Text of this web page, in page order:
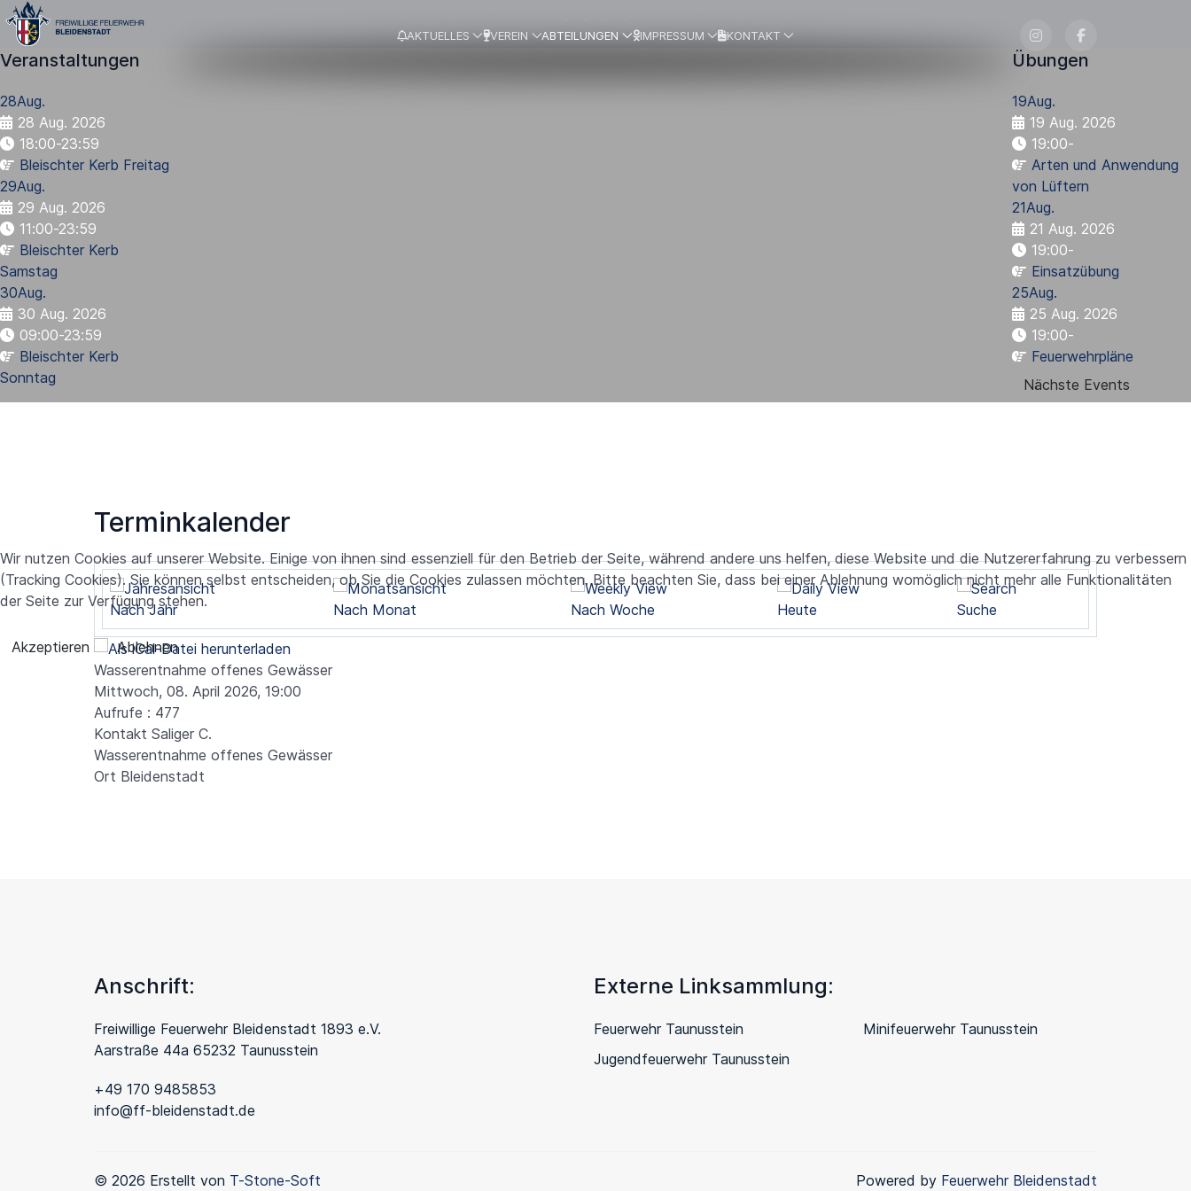
AKTUELLES VEREIN ABTEILUNGEN IMPRESSUM KONTAKT
Veranstaltungen
28Aug.
28 Aug. 2026
18:00-23:59
Bleischter Kerb Freitag
29Aug.
29 Aug. 2026
11:00-23:59
Bleischter Kerb
Samstag
30Aug.
30 Aug. 2026
09:00-23:59
Bleischter Kerb
Sonntag
Übungen
19Aug.
19 Aug. 2026
19:00-
Arten und Anwendung
von Lüftern
21Aug.
21 Aug. 2026
19:00-
Einsatzübung
25Aug.
25 Aug. 2026
19:00-
Feuerwehrpläne
Nächste Events
Terminkalender
Nach Jahr Nach Monat Nach Woche Heute Suche
Wasserentnahme offenes Gewässer
Mittwoch, 08. April 2026, 19:00
Aufrufe : 477
Kontakt Saliger C.
Wasserentnahme offenes Gewässer
Ort Bleidenstadt
Anschrift:
Freiwillige Feuerwehr Bleidenstadt 1893 e.V.
Aarstraße 44a 65232 Taunusstein
+49 170 9485853
info@ff-bleidenstadt.de
Externe Linksammlung:
Feuerwehr Taunusstein
Jugendfeuerwehr Taunusstein
Minifeuerwehr Taunusstein
© 2026 Erstellt von T-Stone-Soft Powered by Feuerwehr Bleidenstadt
Wir nutzen Cookies auf unserer Website. Einige von ihnen sind essenziell für den Betrieb der Seite, während andere uns helfen, diese Website und die Nutzererfahrung zu verbessern
(Tracking Cookies). Sie können selbst entscheiden, ob Sie die Cookies zulassen möchten. Bitte beachten Sie, dass bei einer Ablehnung womöglich nicht mehr alle Funktionalitäten
der Seite zur Verfügung stehen.
Akzeptieren Ablehnen